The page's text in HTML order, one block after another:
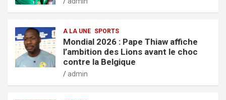
A LA UNE SPORTS
Mondial 2026 : Pape Thiaw affiche
l’ambition des Lions avant le choc
contre la Belgique
admin